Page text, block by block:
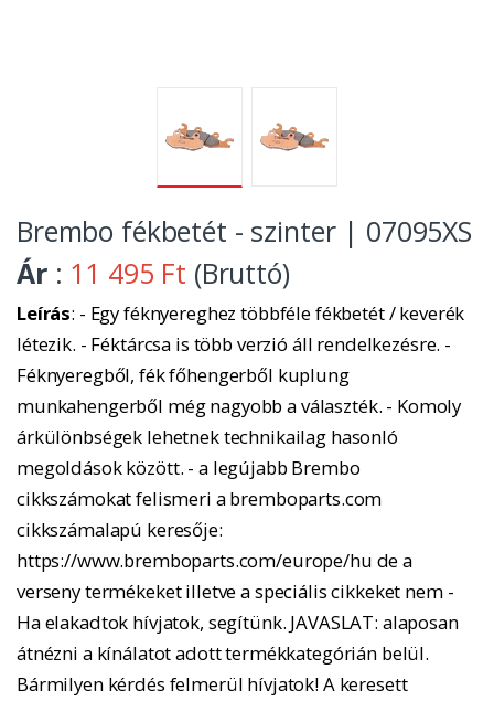
Brembo fékbetét - szinter | 07095XS
Ár : 11 495 Ft (Bruttó)
Leírás: - Egy féknyereghez többféle fékbetét / keverék
létezik. - Féktárcsa is több verzió áll rendelkezésre. -
Féknyeregből, fék főhengerből kuplung
munkahengerből még nagyobb a választék. - Komoly
árkülönbségek lehetnek technikailag hasonló
megoldások között. - a legújabb Brembo
cikkszámokat felismeri a bremboparts.com
cikkszámalapú keresője:
https://www.bremboparts.com/europe/hu de a
verseny termékeket illetve a speciális cikkeket nem -
Ha elakadtok hívjatok, segítünk. JAVASLAT: alaposan
átnézni a kínálatot adott termékkategórián belül.
Bármilyen kérdés felmerül hívjatok! A keresett